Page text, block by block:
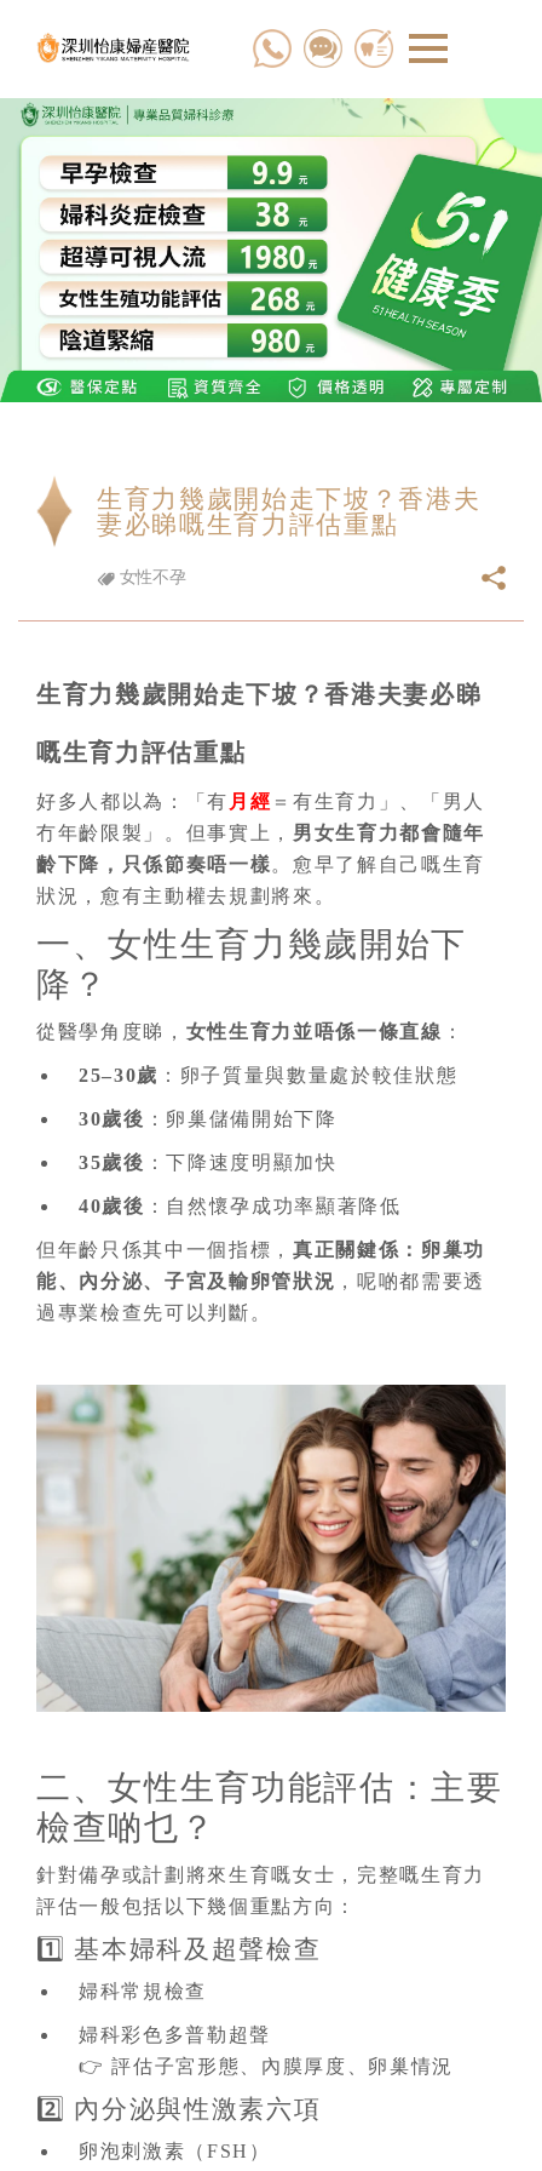
生育力幾歲開始走下坡？香港夫
妻必睇嘅生育力評估重點
女性不孕
生育力幾歲開始走下坡？香港夫妻必睇
嘅生育力評估重點
好多人都以為：「有 月經 ＝有生育力」、「男人
冇年齡限製」。但事實上， 男女生育力都會隨年
齡下降，只係節奏唔一樣。愈早了解自己嘅生育
狀況，愈有主動權去規劃將來。
一、女性生育力幾歲開始下
降？
從醫學角度睇， 女性生育力並唔係一條直線 ：
25–30歲 ：卵子質量與數量處於較佳狀態
30歲後 ：卵巢儲備開始下降
35歲後 ：下降速度明顯加快
40歲後 ：自然懷孕成功率顯著降低
但年齡只係其中一個指標，真正關鍵係：卵巢功
能、內分泌、子宮及輸卵管狀況 ，呢啲都需要透
過專業檢查先可以判斷。
二、女性生育功能評估：主要
檢查啲乜？
針對備孕或計劃將來生育嘅女士，完整嘅生育力
評估一般包括以下幾個重點方向：
1️⃣ 基本婦科及超聲檢查
婦科常規檢查
婦科彩色多普勒超聲
👉 評估子宮形態、內膜厚度、卵巢情況
2️⃣ 內分泌與性激素六項
卵泡刺激素（FSH）